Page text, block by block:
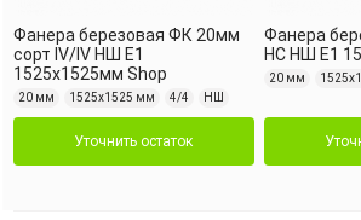
Фанера березовая ФК 20мм
сорт IV/IV НШ Е1
1525х1525мм Shop
20 мм 1525х1525 мм 4/4 НШ
Уточнить остаток
Фанера
НС НШ Е1
20 мм